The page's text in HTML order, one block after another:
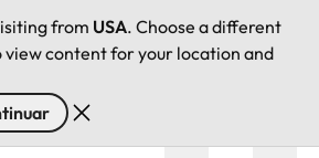
from USA. Choose a different
content for your location and